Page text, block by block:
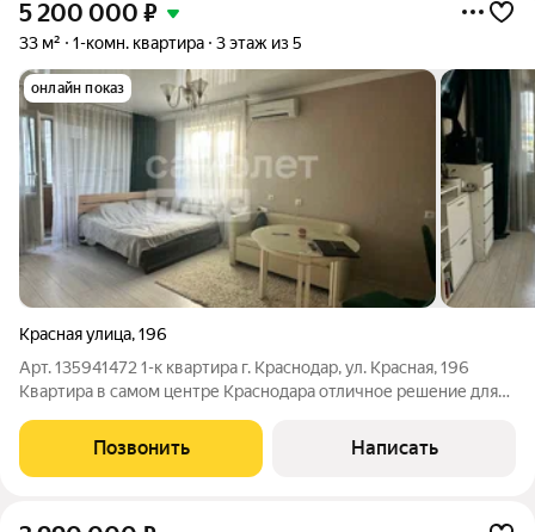
5 200 000 ₽
33 м² 1-комн. квартира 3 этаж из 5
онлайн показ
Красная улица,196
Арт. 135941472 1-к квартира г. Краснодар, ул. Красная, 196
Квартира в самом центре Краснодара отличное решение для
Главное преимущество расположение. Через дорогу улица
Красная, где можно
Позвонить Написать